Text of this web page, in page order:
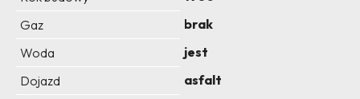
Gaz
brak
Woda
jest
Dojazd
asfalt